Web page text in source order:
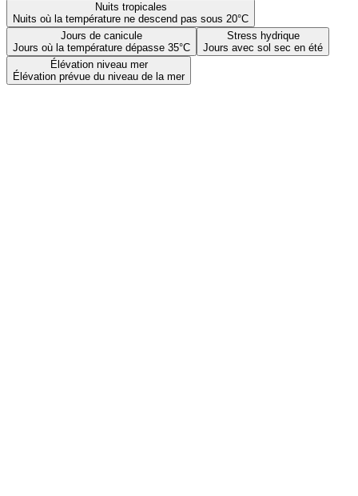
Nuits tropicales
Nuits où la température ne descend pas sous 20°C
Jours de canicule
Jours où la température dépasse 35°C
Stress hydrique
Jours avec sol sec en été
Élévation niveau mer
Élévation prévue du niveau de la mer